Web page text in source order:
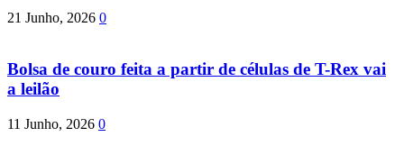
21 Junho, 2026 0
Bolsa de couro feita a partir de células de T-Rex vai
a leilão
11 Junho, 2026 0